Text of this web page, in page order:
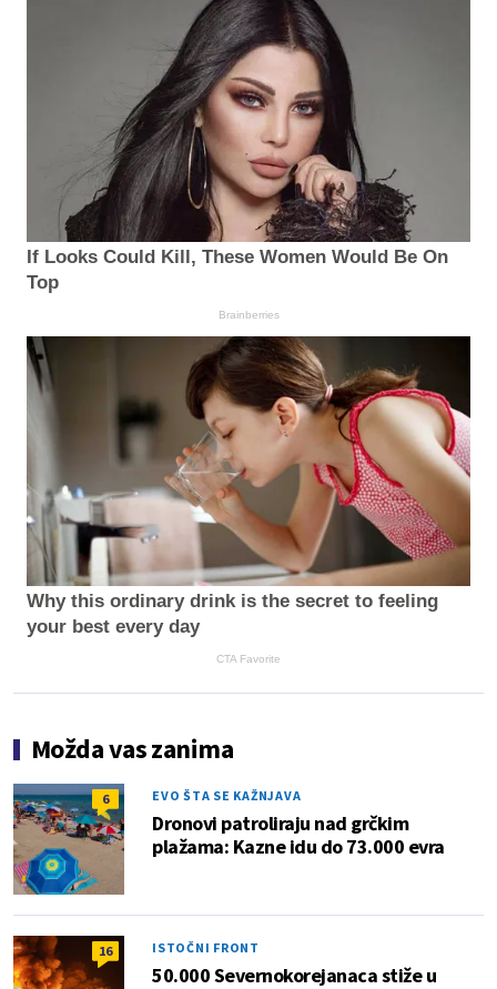
If Looks Could Kill, These Women Would Be On
Top
Brainberries
Why this ordinary drink is the secret to feeling
your best every day
CTA Favorite
Možda vas zanima
6 EVO ŠTA SE KAŽNJAVA
Dronovi patroliraju nad grčkim
plažama: Kazne idu do 73.000 evra
16 ISTOČNI FRONT
50.000 Severnokorejanaca stiže u